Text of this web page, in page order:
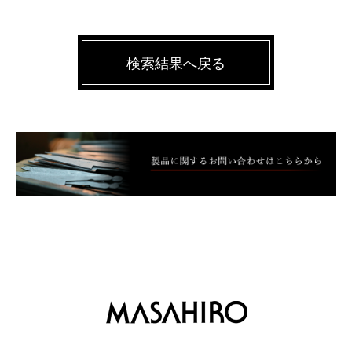
検索結果へ戻る